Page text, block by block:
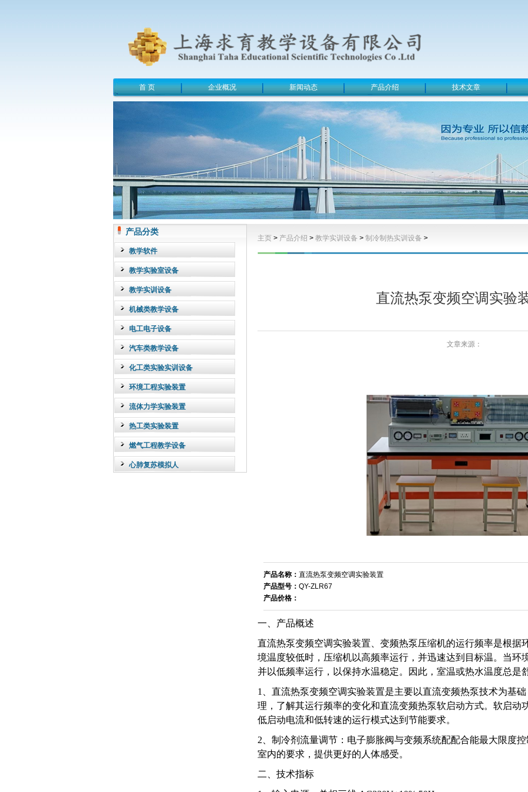
首 页 企业概况 新闻动态 产品介绍 技术文章
产品分类
教学软件
教学实验室设备
教学实训设备
机械类教学设备
电工电子设备
汽车类教学设备
化工类实验实训设备
环境工程实验装置
流体力学实验装置
热工类实验装置
燃气工程教学设备
心肺复苏模拟人
主页 > 产品介绍 > 教学实训设备 > 制冷制热实训设备 >
直流热泵变频空调实验
文章来源：
产品名称： 直流热泵变频空调实验装置
产品型号： QY-ZLR67
产品价格：
一、产品概述
直流热泵变频空调实验装置、变频热泵压缩机的运行频率是根据
境温度较低时，压缩机以高频率运行，并迅速达到目标温。当环
并以低频率运行，以保持水温稳定。因此，室温或热水温度总是
1、直流热泵变频空调实验装置是主要以直流变频热泵技术为基
理，了解其运行频率的变化和直流变频热泵软启动方式。软启动
低启动电流和低转速的运行模式达到节能要求。
2、制冷剂流量调节：电子膨胀阀与变频系统配配合能最大限度
室内的要求，提供更好的人体感受。
二、技术指标